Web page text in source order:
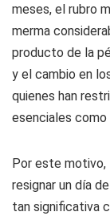
meses, el rubro
merma
producto de la
y el cambio en
quienes han
esenciales como
Por este motivo,
resignar un día
tan significativa